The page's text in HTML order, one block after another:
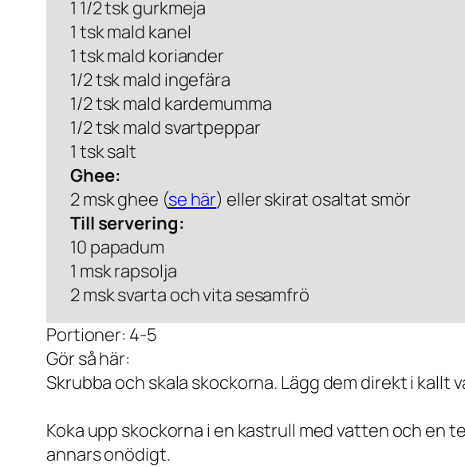
1 1/2 tsk gurkmeja
1 tsk mald kanel
1 tsk mald koriander
1/2 tsk mald ingefära
1/2 tsk mald kardemumma
1/2 tsk mald svartpeppar
1 tsk salt
Ghee:
2 msk ghee (se här) eller skirat osaltat smör
Till servering:
10 papadum
1 msk rapsolja
2 msk svarta och vita sesamfrö
Portioner: 4-5
Gör så här:
Skrubba och skala skockorna. Lägg dem direkt i
Koka upp skockorna i en kastrull med vatten och en
annars onödigt.